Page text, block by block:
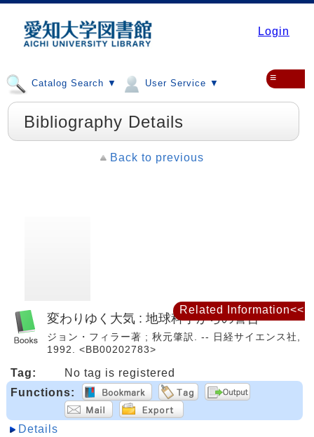
Login
Catalog Search ▼ User Service ▼ ≡
Bibliography Details
Back to previous
変わりゆく大気 : 地球科学からの警告
ジョン・フィラー著 ; 秋元肇訳. -- 日経サイエンス社,
1992. <BB00202783>
Tag:
No tag is registered
Functions:
Details
Related Information<<